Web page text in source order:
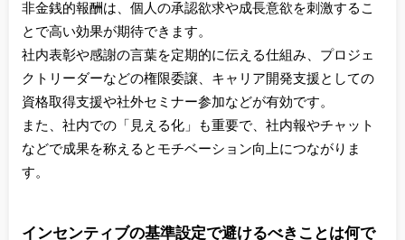
非金銭的報酬は、個人の承認欲求や成長意欲を刺激するこ
とで高い効果が期待できます。
社内表彰や感謝の言葉を定期的に伝える仕組み、プロジェ
クトリーダーなどの権限委譲、キャリア開発支援としての
資格取得支援や社外セミナー参加などが有効です。
また、社内での「見える化」も重要で、社内報やチャット
などで成果を称えるとモチベーション向上につながりま
す。
インセンティブの基準設定で避けるべきことは何で